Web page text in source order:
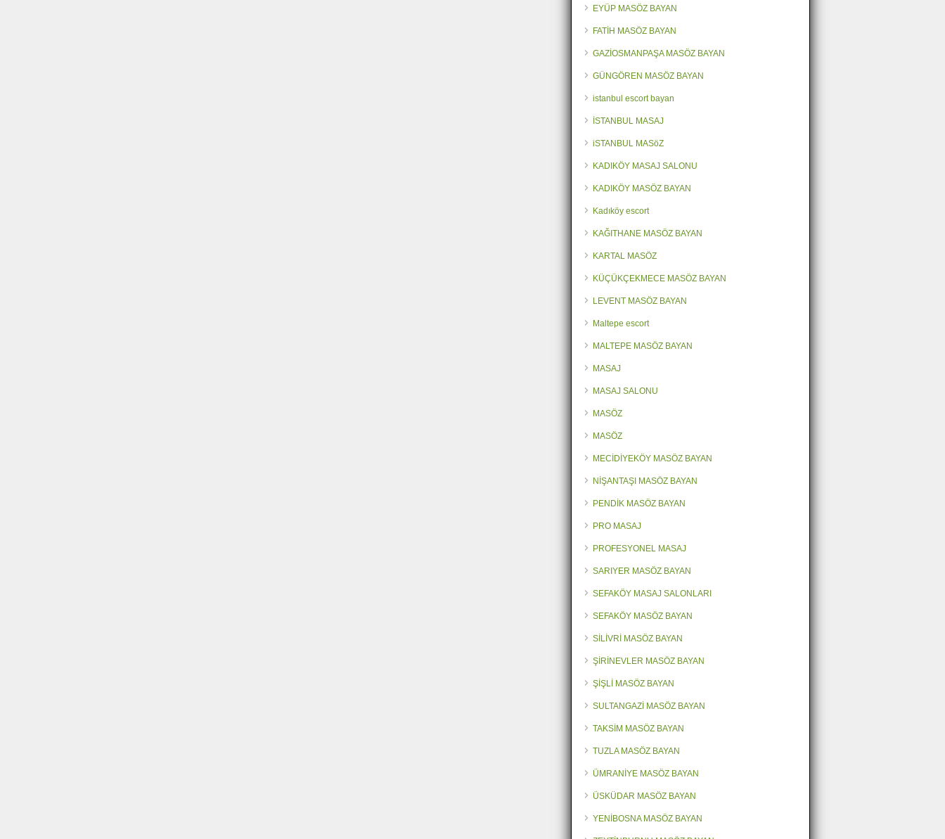
EYÜP MASÖZ BAYAN
FATİH MASÖZ BAYAN
GAZİOSMANPAŞA MASÖZ BAYAN
GÜNGÖREN MASÖZ BAYAN
istanbul escort bayan
İSTANBUL MASAJ
iSTANBUL MASöZ
KADIKÖY MASAJ SALONU
KADIKÖY MASÖZ BAYAN
Kadıköy escort
KAĞITHANE MASÖZ BAYAN
KARTAL MASÖZ
KÜÇÜKÇEKMECE MASÖZ BAYAN
LEVENT MASÖZ BAYAN
Maltepe escort
MALTEPE MASÖZ BAYAN
MASAJ
MASAJ SALONU
MASÖZ
MASÖZ
MECİDİYEKÖY MASÖZ BAYAN
NİŞANTAŞI MASÖZ BAYAN
PENDİK MASÖZ BAYAN
PRO MASAJ
PROFESYONEL MASAJ
SARIYER MASÖZ BAYAN
SEFAKÖY MASAJ SALONLARI
SEFAKÖY MASÖZ BAYAN
SİLİVRİ MASÖZ BAYAN
ŞİRİNEVLER MASÖZ BAYAN
ŞİŞLİ MASÖZ BAYAN
SULTANGAZİ MASÖZ BAYAN
TAKSİM MASÖZ BAYAN
TUZLA MASÖZ BAYAN
ÜMRANİYE MASÖZ BAYAN
ÜSKÜDAR MASÖZ BAYAN
YENİBOSNA MASÖZ BAYAN